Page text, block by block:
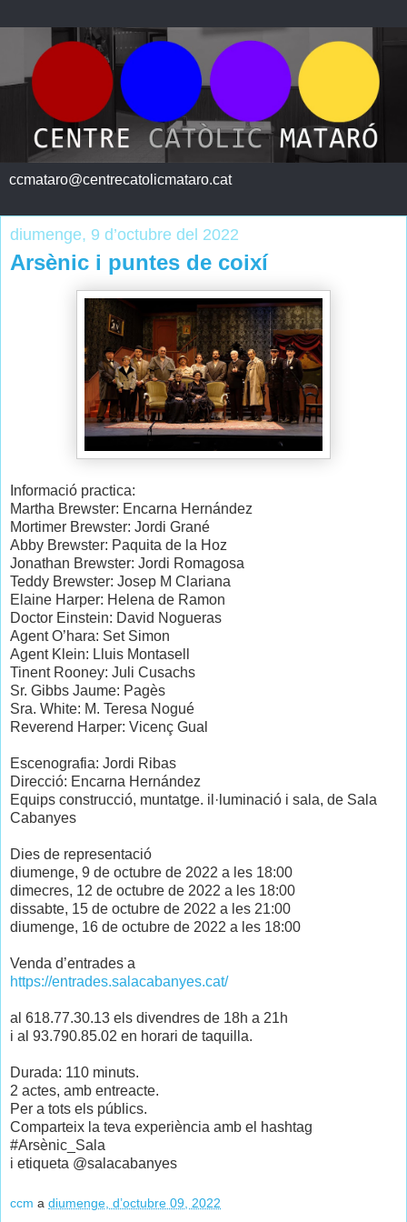
ccmataro@centrecatolicmataro.cat
diumenge, 9 d’octubre del 2022
Arsènic i puntes de coixí
Informació practica:
Martha Brewster: Encarna Hernández
Mortimer Brewster: Jordi Grané
Abby Brewster: Paquita de la Hoz
Jonathan Brewster: Jordi Romagosa
Teddy Brewster: Josep M Clariana
Elaine Harper: Helena de Ramon
Doctor Einstein: David Nogueras
Agent O’hara: Set Simon
Agent Klein: Lluis Montasell
Tinent Rooney: Juli Cusachs
Sr. Gibbs Jaume: Pagès
Sra. White: M. Teresa Nogué
Reverend Harper: Vicenç Gual
Escenografia: Jordi Ribas
Direcció: Encarna Hernández
Equips construcció, muntatge. il·luminació i sala, de Sala
Cabanyes
Dies de representació
diumenge, 9 de octubre de 2022 a les 18:00
dimecres, 12 de octubre de 2022 a les 18:00
dissabte, 15 de octubre de 2022 a les 21:00
diumenge, 16 de octubre de 2022 a les 18:00
Venda d’entrades a
https://entrades.salacabanyes.cat/
al 618.77.30.13 els divendres de 18h a 21h
i al 93.790.85.02 en horari de taquilla.
Durada: 110 minuts.
2 actes, amb entreacte.
Per a tots els públics.
Comparteix la teva experiència amb el hashtag
#Arsènic_Sala
i etiqueta @salacabanyes
ccm a diumenge, d’octubre 09, 2022